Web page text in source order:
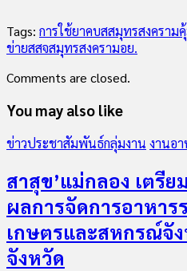
Tags: การใช้ยาคบสสมุทรสงคราม
ข่ายสสจสมุทรสงครามอย.
Comments are closed.
You may also like
ข่าวประชาสัมพันธ์กลุ่มงาน งานอา
สาสุข’แม่กลอง เตรี
ผลการจัดการอาหา
เกษตรและสหกรณ์จั
จังหวัด